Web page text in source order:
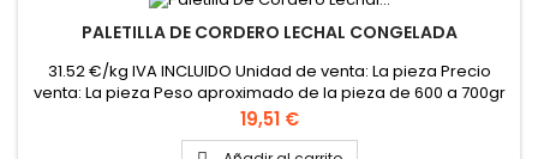
PALETILLA DE CORDERO LECHAL CONGELADA
31.52 €/kg IVA INCLUIDO Unidad de venta: La pieza Precio
venta: La pieza Peso aproximado de la pieza de 600 a 700gr
Precio
19,51 €